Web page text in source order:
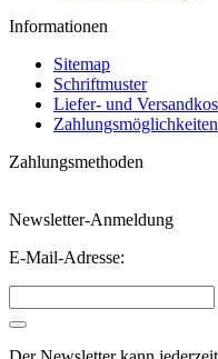
Informationen
Sitemap
Schriftmuster
Liefer- und
Zahlungsmöglichkeiten
Zahlungsmethoden
Newsletter-Anmeldung
E-Mail-Adresse: